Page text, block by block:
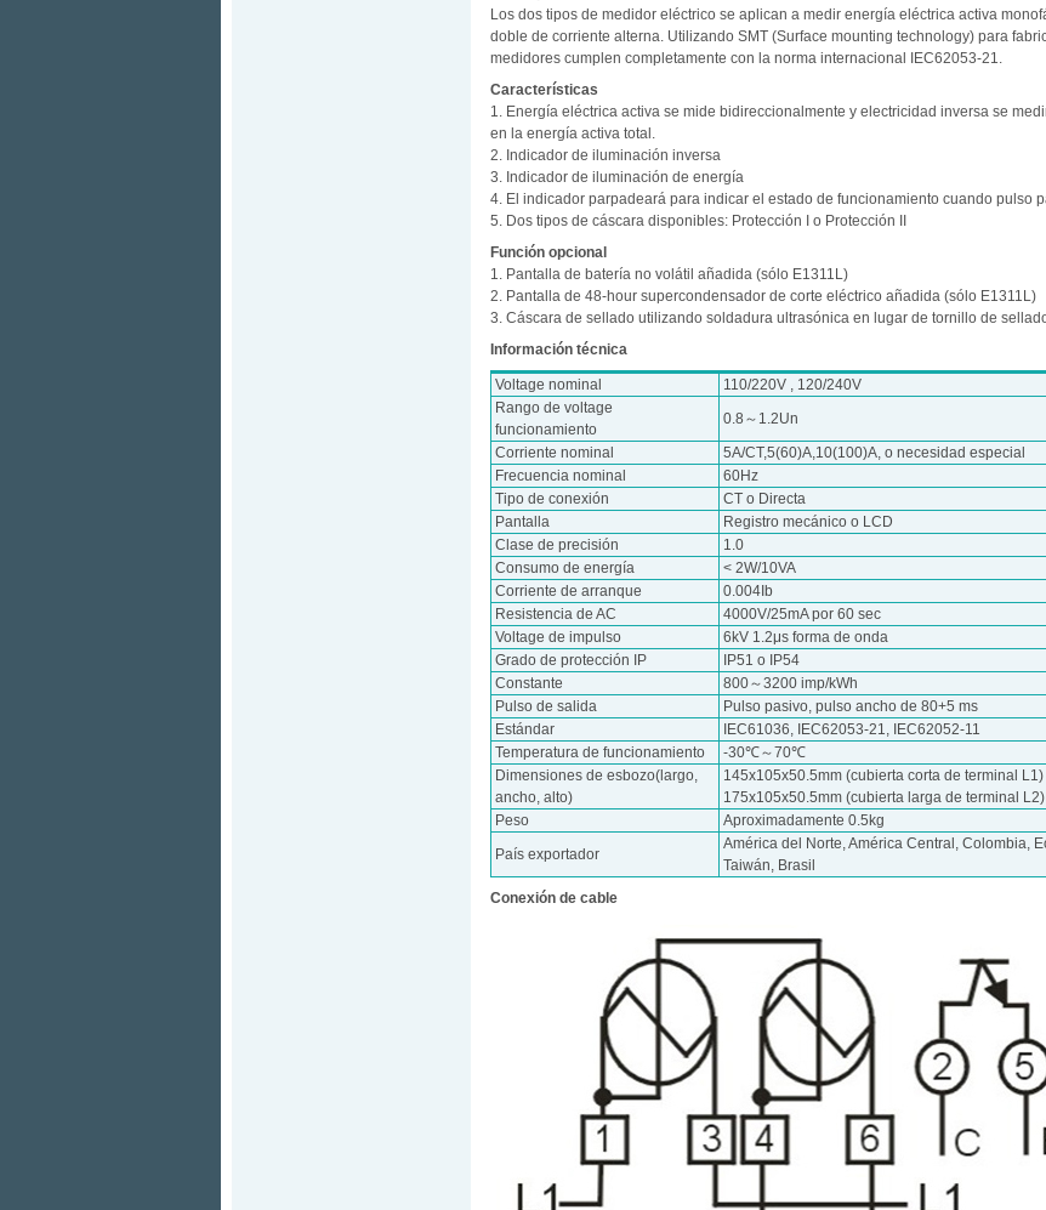
Los dos tipos de medidor eléctrico se aplican a medir energía eléctrica activa
doble de corriente alterna. Utilizando SMT (Surface mounting technology) para
medidores cumplen completamente con la norma internacional IEC62053-21.
Características
1. Energía eléctrica activa se mide bidireccionalmente y electricidad inversa se
en la energía activa total.
2. Indicador de iluminación inversa
3. Indicador de iluminación de energía
4. El indicador parpadeará para indicar el estado de funcionamiento cuando pulso
5. Dos tipos de cáscara disponibles: Protección I o Protección II
Función opcional
1. Pantalla de batería no volátil añadida (sólo E1311L)
2. Pantalla de 48-hour supercondensador de corte eléctrico añadida (sólo E1311L)
3. Cáscara de sellado utilizando soldadura ultrasónica en lugar de tornillo de
Información técnica
Voltage nominal
110/220V , 120/240V
Rango de voltage
funcionamiento
0.8～1.2Un
Corriente nominal
5A/CT,5(60)A,10(100)A, o necesidad especial
Frecuencia nominal
60Hz
Tipo de conexión
CT o Directa
Pantalla
Registro mecánico o LCD
Clase de precisión
1.0
Consumo de energía
< 2W/10VA
Corriente de arranque
0.004Ib
Resistencia de AC
4000V/25mA por 60 sec
Voltage de impulso
6kV 1.2μs forma de onda
Grado de protección IP
IP51 o IP54
Constante
800～3200 imp/kWh
Pulso de salida
Pulso pasivo, pulso ancho de 80+5 ms
Estándar
IEC61036, IEC62053-21, IEC62052-11
Temperatura de funcionamiento
-30℃～70℃
Dimensiones de esbozo(largo,
ancho, alto)
145x105x50.5mm (cubierta corta de terminal L1)
175x105x50.5mm (cubierta larga de terminal L2)
Peso
Aproximadamente 0.5kg
País exportador
América del Norte, América Central, Colombia,
Taiwán, Brasil
Conexión de cable